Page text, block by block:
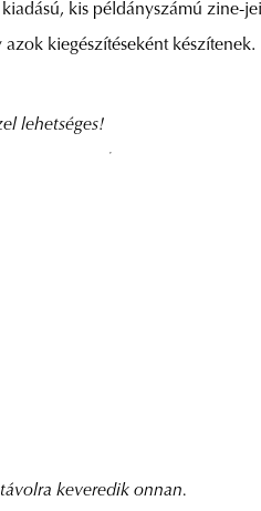
kis példányszámú zine-
kiegészítéseként készítenek.
lehetséges!
keveredik onnan.